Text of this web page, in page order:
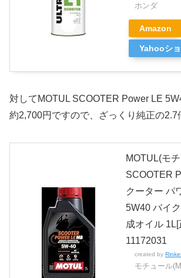
ホンダ
Amazon
Yahooシ
対してMOTUL SCOOTER Power LE
約2,700円ですので、ざっくり純正の2.7
MOTUL(モ
SCOOTER
クーター パ
5W40 バイ
成オイル 1L[
11172031
created by
モチュール